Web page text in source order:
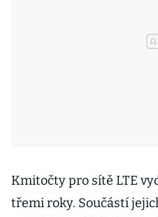
Kmitočty pro sítě LTE
třemi roky. Součástí